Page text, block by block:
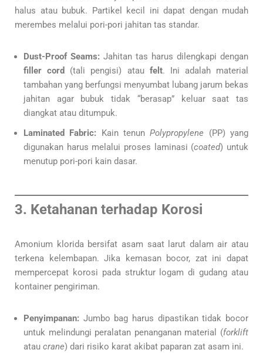
halus atau bubuk. Partikel kecil ini dapat dengan mudah
merembes melalui pori-pori jahitan tas standar.
Dust-Proof Seams: Jahitan tas harus dilengkapi dengan
filler cord
(tali pengisi) atau felt. Ini adalah material
tambahan yang berfungsi menyumbat lubang jarum bekas
jahitan agar bubuk tidak “berasap” keluar saat tas
diangkat atau ditumpuk.
Laminated Fabric: Kain tenunPolypropylene (PP) yang
digunakan harus melalui proses laminasi (coated) untuk
menutup pori-pori kain dasar.
3. Ketahanan terhadap Korosi
Amonium klorida bersifat asam saat larut dalam air atau
terkena kelembapan. Jika kemasan bocor, zat ini dapat
mempercepat korosi pada struktur logam di gudang atau
kontainer pengiriman.
Penyimpanan: Jumbo bag harus dipastikan tidak bocor
untuk melindungi peralatan penanganan material (forklift
atau crane) dari risiko karat akibat paparan zat asam ini.